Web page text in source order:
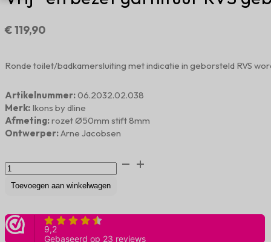
€119,90
Ronde toilet/badkamersluiting met indicatie in geborsteld RVS
Artikelnummer:06.2032.02.038
Merk: Ikons by dline
Afmeting:rozet Ø50mm stift 8mm
Ontwerper:Arne Jacobsen
Vrij-
en
bezet
geborsteld
aantal
Toevoegen aan winkelwagen